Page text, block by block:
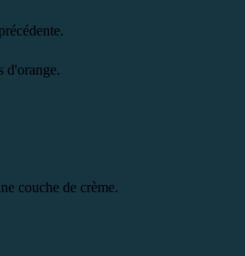
d'orange.
couche de crème.